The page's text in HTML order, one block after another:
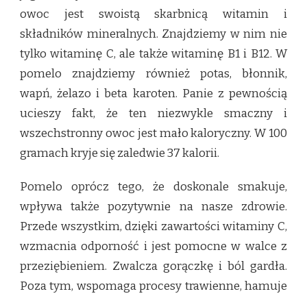
owoc jest swoistą skarbnicą witamin i
składników mineralnych. Znajdziemy w nim nie
tylko witaminę C, ale także witaminę B1 i B12. W
pomelo znajdziemy również potas, błonnik,
wapń, żelazo i beta karoten. Panie z pewnością
ucieszy fakt, że ten niezwykle smaczny i
wszechstronny owoc jest mało kaloryczny. W 100
gramach kryje się zaledwie 37 kalorii.
Pomelo oprócz tego, że doskonale smakuje,
wpływa także pozytywnie na nasze zdrowie.
Przede wszystkim, dzięki zawartości witaminy C,
wzmacnia odporność i jest pomocne w walce z
przeziębieniem. Zwalcza gorączkę i ból gardła.
Poza tym, wspomaga procesy trawienne, hamuje